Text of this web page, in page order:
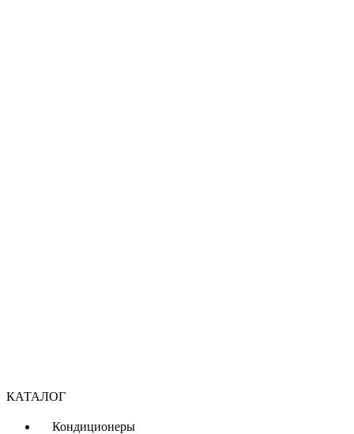
КАТАЛОГ
Кондиционеры